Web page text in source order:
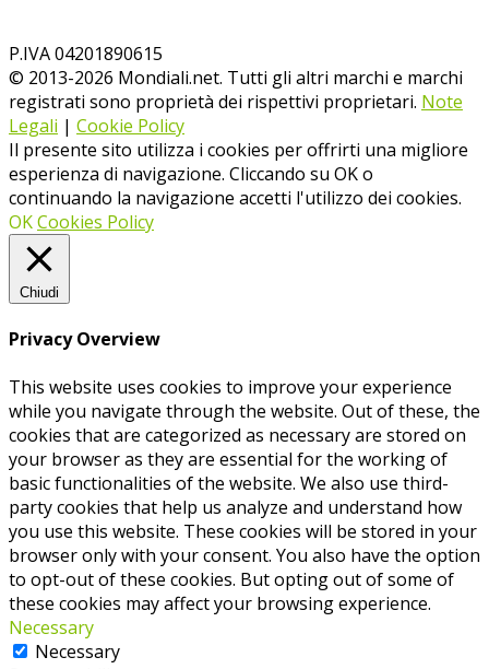
P.IVA 04201890615
© 2013-2026 Mondiali.net. Tutti gli altri marchi e marchi
registrati sono proprietà dei rispettivi proprietari. Note
Legali | Cookie Policy
Il presente sito utilizza i cookies per offrirti una migliore
esperienza di navigazione. Cliccando su OK o
continuando la navigazione accetti l'utilizzo dei cookies.
OKCookies Policy
Chiudi
Privacy Overview
This website uses cookies to improve your experience
while you navigate through the website. Out of these, the
cookies that are categorized as necessary are stored on
your browser as they are essential for the working of
basic functionalities of the website. We also use third-
party cookies that help us analyze and understand how
you use this website. These cookies will be stored in your
browser only with your consent. You also have the option
to opt-out of these cookies. But opting out of some of
these cookies may affect your browsing experience.
Necessary
Necessary